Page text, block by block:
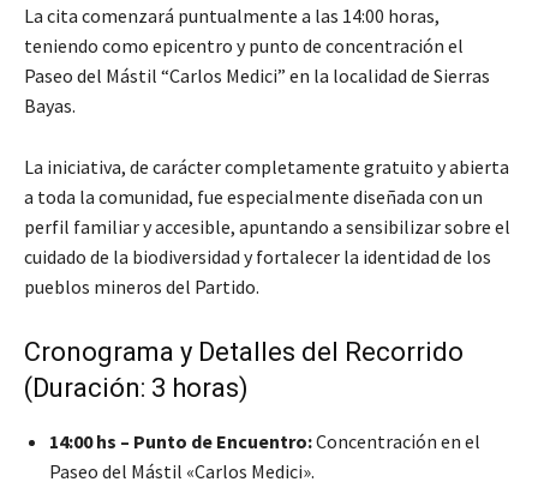
La cita comenzará puntualmente a las 14:00 horas,
teniendo como epicentro y punto de concentración el
Paseo del Mástil “Carlos Medici” en la localidad de Sierras
Bayas.
La iniciativa, de carácter completamente gratuito y abierta
a toda la comunidad, fue especialmente diseñada con un
perfil familiar y accesible, apuntando a sensibilizar sobre el
cuidado de la biodiversidad y fortalecer la identidad de los
pueblos mineros del Partido.
Cronograma y Detalles del Recorrido
(Duración: 3 horas)
14:00 hs – Punto de Encuentro:Concentración en el
Paseo del Mástil «Carlos Medici».